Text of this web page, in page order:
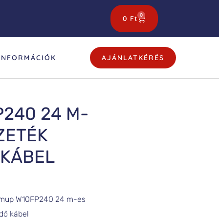
0 Ft 0
AJÁNLATKÉRÉS
24 M-
W10FP240 24 m-es
kábel